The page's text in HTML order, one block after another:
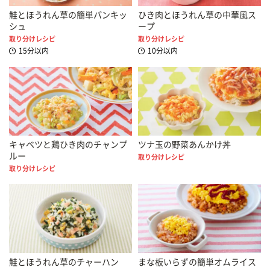
鮭とほうれん草の簡単パンキッ
シュ
取り分けレシピ
15分以内
ひき肉とほうれん草の中華風ス
ープ
取り分けレシピ
10分以内
キャベツと鶏ひき肉のチャンプ
ルー
取り分けレシピ
ツナ玉の野菜あんかけ丼
取り分けレシピ
鮭とほうれん草のチャーハン まな板いらずの簡単オムライス